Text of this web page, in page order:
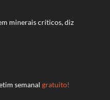
minerais críticos, diz
semanal gratuito!